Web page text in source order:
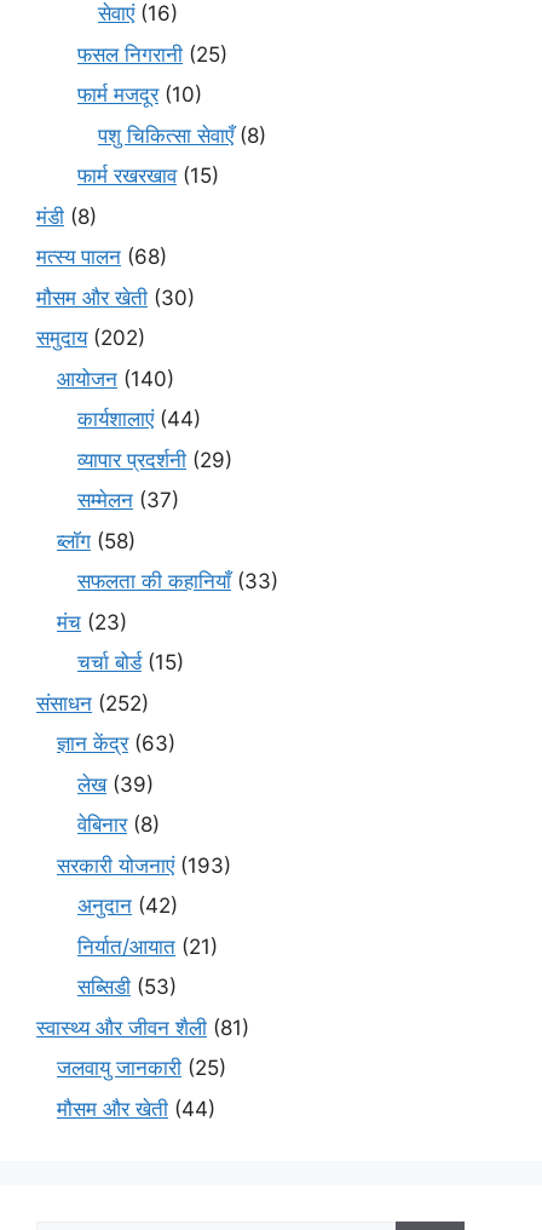
सेवाएं(16)
फसल निगरानी (25)
फार्म मजदूर(10)
पशु चिकित्सा सेवाएँ(8)
फार्म रखरखाव(15)
मंडी (8)
मत्स्य पालन (68)
मौसम और खेती (30)
समुदाय(202)
आयोजन (140)
कार्यशालाएं(44)
व्यापार प्रदर्शनी (29)
सम्मेलन (37)
ब्लॉग (58)
सफलता की कहानियाँ(33)
मंच (23)
चर्चा बोर्ड(15)
संसाधन (252)
ज्ञान केंद्र(63)
लेख(39)
वेबिनार(8)
सरकारी योजनाएं(193)
अनुदान (42)
निर्यात/आयात (21)
सब्सिडी (53)
स्वास्थ्य और जीवन शैली (81)
जलवायु जानकारी (25)
मौसम और खेती (44)